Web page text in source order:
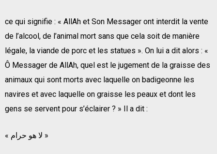
ce qui signifie : « AllAh et Son Messager ont interdit la vente
de l’alcool, de l’animal mort sans que cela soit de manière
légale, la viande de porc et les statues ». On lui a dit alors : «
Ô Messager de AllAh, quel est le jugement de la graisse des
animaux qui sont morts avec laquelle on badigeonne les
navires et avec laquelle on graisse les peaux et dont les
gens se servent pour s’éclairer ? » Il a dit :
« لا هو حرام »